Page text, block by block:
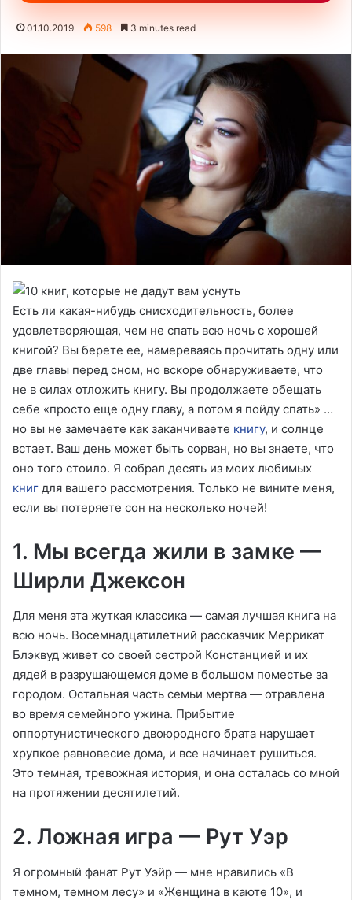
01.10.2019 598 3 minutes read
Есть ли какая-нибудь снисходительность, более
удовлетворяющая, чем не спать всю ночь с хорошей
книгой? Вы берете ее, намереваясь прочитать одну или
две главы перед сном, но вскоре обнаруживаете, что
не в силах отложить книгу. Вы продолжаете обещать
себе «просто еще одну главу, а потом я пойду спать» …
но вы не замечаете как заканчиваете книгу, и солнце
встает. Ваш день может быть сорван, но вы знаете, что
оно того стоило. Я собрал десять из моих любимых
книг для вашего рассмотрения. Только не вините меня,
если вы потеряете сон на несколько ночей!
1. Мы всегда жили в замке —
Ширли Джексон
Для меня эта жуткая классика — самая лучшая книга на
всю ночь. Восемнадцатилетний рассказчик Меррикат
Блэквуд живет со своей сестрой Констанцией и их
дядей в разрушающемся доме в большом поместье за
городом. Остальная часть семьи мертва — отравлена
во время семейного ужина. Прибытие
оппортунистического двоюродного брата нарушает
хрупкое равновесие дома, и все начинает рушиться.
Это темная, тревожная история, и она осталась со мной
на протяжении десятилетий.
2. Ложная игра — Рут Уэр
Я огромный фанат Рут Уэйр — мне нравились «В
темном, темном лесу» и «Женщина в каюте 10», и